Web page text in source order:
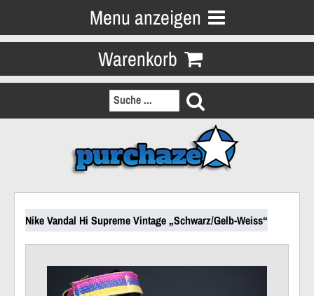
Menu anzeigen
Warenkorb
Nike Vandal Hi Supreme Vintage „Schwarz/Gelb-Weiss“